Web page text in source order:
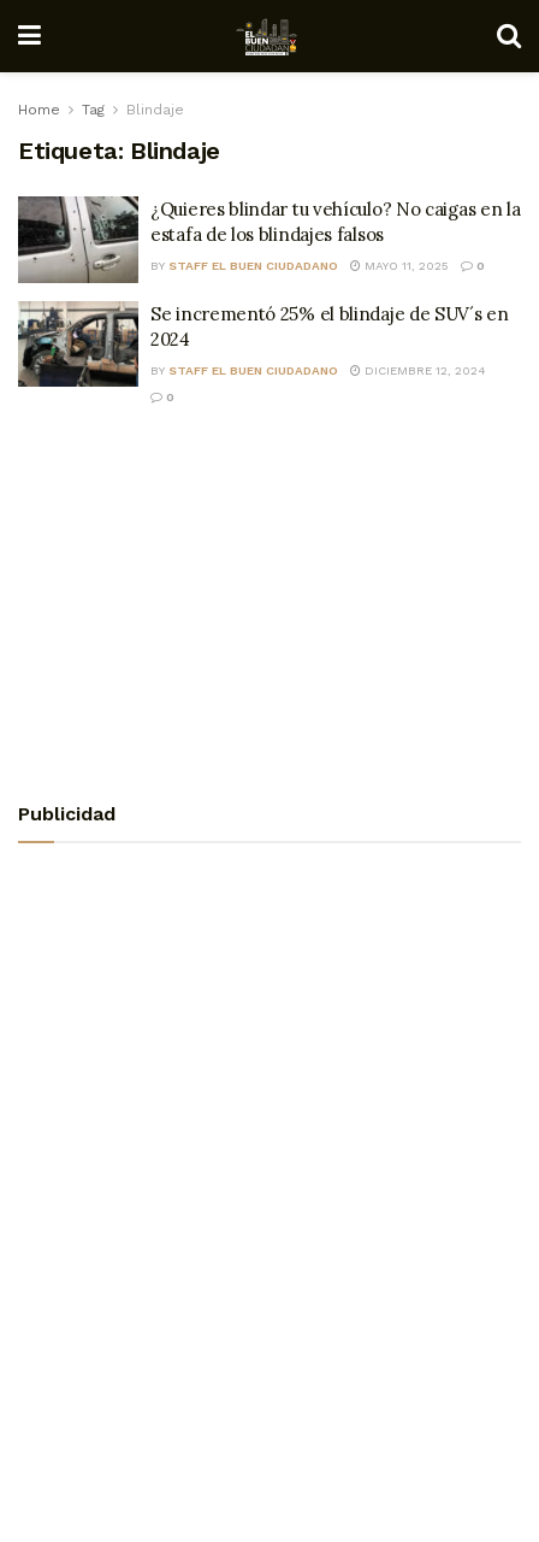
Home Tag Blindaje
Etiqueta: Blindaje
¿Quieres blindar tu vehículo? No caigas en la
estafa de los blindajes falsos
BY STAFF EL BUEN CIUDADANO MAYO 11, 2025 0
Se incrementó 25% el blindaje de SUV´s en
2024
BY STAFF EL BUEN CIUDADANO
DICIEMBRE 12, 2024
0
Publicidad